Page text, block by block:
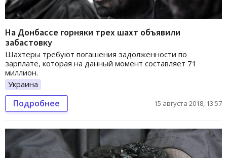
На Донбассе горняки трех шахт объявили
забастовку
Шахтеры требуют погашения задолженности по
зарплате, которая на данный момент составляет 71
миллион.
Украина
Подробнее 15 августа 2018, 13:57